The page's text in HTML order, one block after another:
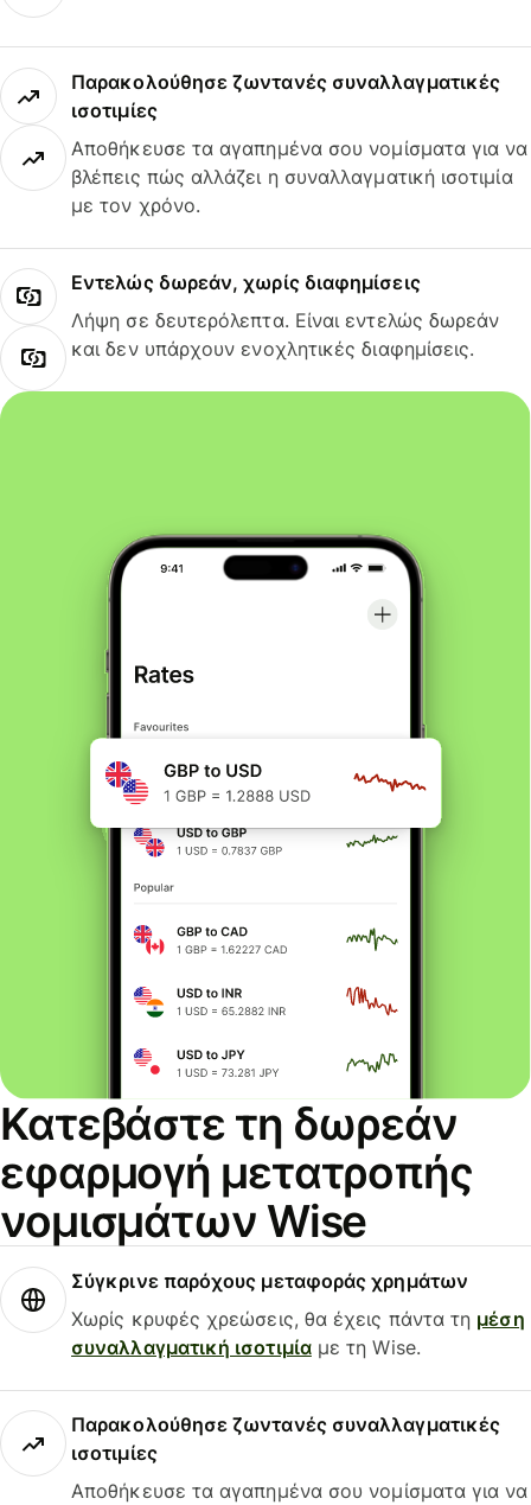
Παρακολούθησε ζωντανές συναλλαγματικές
ισοτιμίες
Αποθήκευσε τα αγαπημένα σου νομίσματα για να
βλέπεις πώς αλλάζει η συναλλαγματική ισοτιμία
με τον χρόνο.
Εντελώς δωρεάν, χωρίς διαφημίσεις
Λήψη σε δευτερόλεπτα. Είναι εντελώς δωρεάν
και δεν υπάρχουν ενοχλητικές διαφημίσεις.
Κατεβάστε τη δωρεάν
εφαρμογή μετατροπής
νομισμάτων Wise
Σύγκρινε παρόχους μεταφοράς χρημάτων
Χωρίς κρυφές χρεώσεις, θα έχεις πάντα τη μέση
συναλλαγματική ισοτιμίαμε τη Wise.
Παρακολούθησε ζωντανές συναλλαγματικές
ισοτιμίες
Αποθήκευσε τα αγαπημένα σου νομίσματα για να